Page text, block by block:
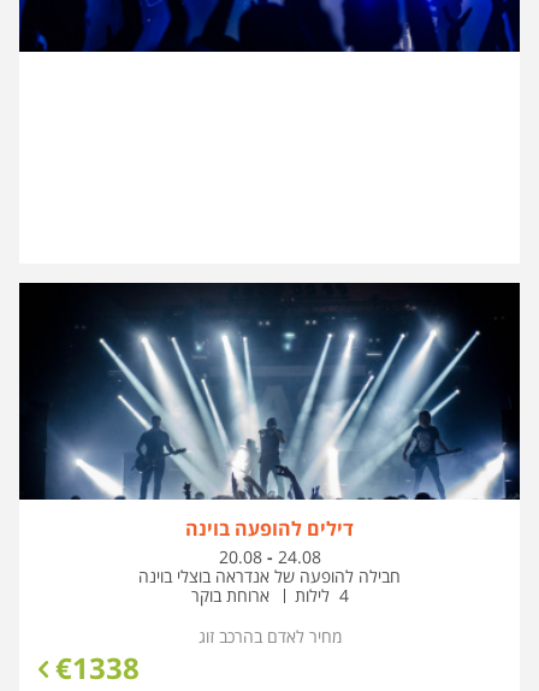
דילים להופעה בוינה
בין
התאריכים,
20.08 - 24.08
חבילה להופעה של אנדראה בוצלי בוינה
4 לילות
ארוחת בוקר
€1338
מחיר לאדם בהרכבזוג